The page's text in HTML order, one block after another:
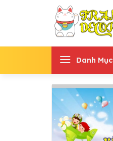
Danh Mục